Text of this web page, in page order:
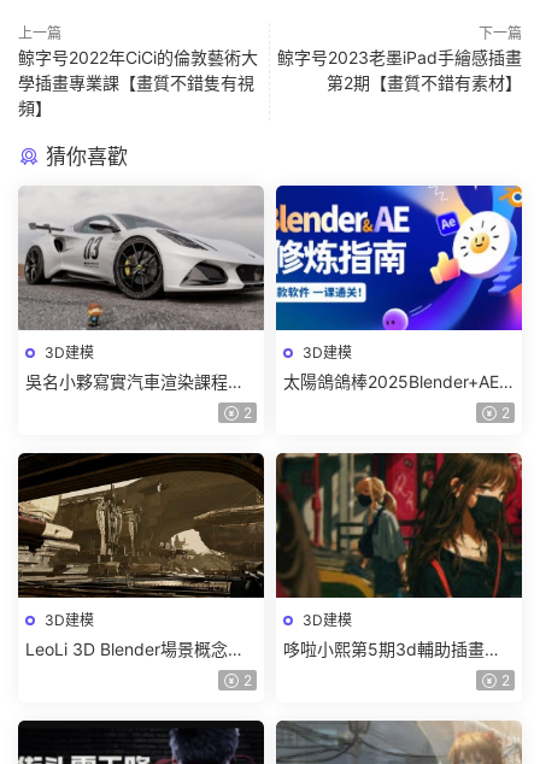
上一篇
鲸字号2022年CiCi的倫敦藝術大
學插畫專業課【畫質不錯隻有視
頻】
下一篇
鲸字号2023老墨iPad手繪感插畫
第2期【畫質不錯有素材】
猜你喜歡
3D建模
吳名小夥寫實汽車渲染課程
2025年結課C4D+OC【畫質高
2
3D建模
太陽鴿鴿棒2025Blender+AE
超級修煉指南【畫質高清有部2
3D建模
LeoLi 3D Blender場景概念設
計班第6期2023年【畫質高清2
3D建模
哆啦小熙第5期3d輔助插畫班
2023年【畫質不錯有大部分素
2